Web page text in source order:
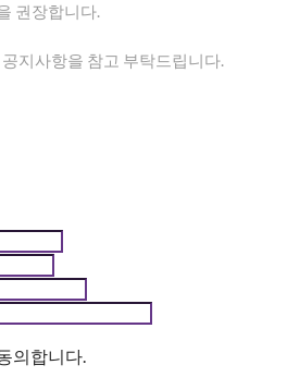
권장합니다.
지사항을 참고 부탁드립니다.
의합니다.